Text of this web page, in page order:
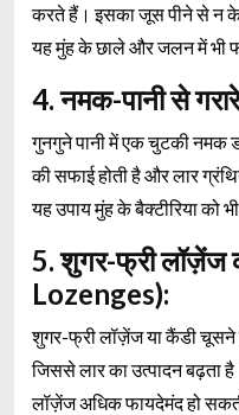
करते हैं। इसका जूस पीने से न
यह मुंह के छाले और जलन में भी
4. नमक-पानी से
गुनगुने पानी में एक चुटकी नमक
की सफाई होती है और लार
यह उपाय मुंह के बैक्टीरिया को
5. शुगर-फ्री लॉज़ेंज
Lozenges):
शुगर-फ्री लॉज़ेंज या कैंडी चूसने
जिससे लार का उत्पादन बढ़ता
लॉज़ेंज अधिक फायदेमंद हो